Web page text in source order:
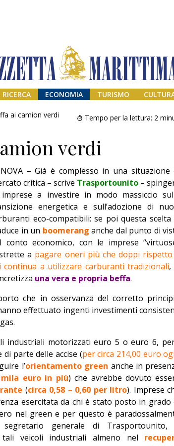
RICERCA ECONOMIA TURISMO
ai camion verdi Tempo per la lettura: 2
verdi
– Già è complesso in una situazione
critica – scrive Trasportounito –
a investire in modo massiccio
energetica e sull’adozione di
eco-compatibili: se poi questa scelta
in un boomerang anche dal punto di
conto economico, con le imprese
a pagare oneri più che doppi rispetto
continua a utilizzare carburanti tradizionali,
una vera e propria beffa.
che in osservanza del corretto
effettuato ingenti investimenti
industriali motorizzati euro 5 o euro 6,
parte delle accise (per circa 214,00 euro
l’orientamento green anche in
euro in più) che avrebbe dovuto
(circa 0,58 – 0,60 per litro). Imprese
esercitata da chi è stato posto in grado
nel green e per questo è
generale di Trasportounito,
veicoli industriali almeno nel
Addio amico
Giorgio
Editoriale